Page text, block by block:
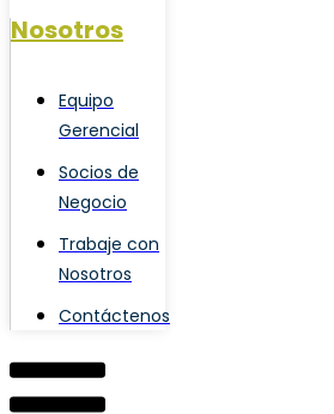
Nosotros
Equipo
Gerencial
Socios de
Negocio
Trabaje con
Nosotros
Contáctenos